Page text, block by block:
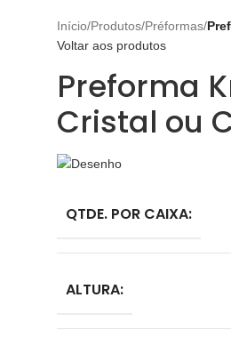
Início/Produtos/Préformas/
Voltar aos produtos
Preforma
Cristal ou
QTDE. POR CAIXA:
ALTURA: